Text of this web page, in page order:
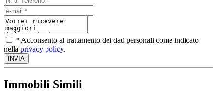
* Acconsento al trattamento dei dati personali come indicato
nella privacy policy.
Immobili Simili